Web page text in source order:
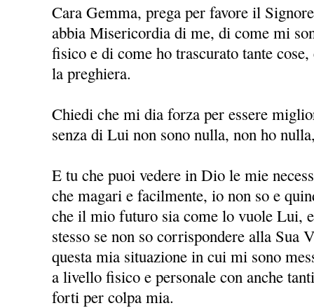
Cara Gemma, prega per favore il
abbia Misericordia di me, di come mi
fisico e di come ho trascurato tante
la preghiera.
Chiedi che mi dia forza per essere
senza di Lui non sono nulla, non ho
E tu che puoi vedere in Dio le mie
che magari e facilmente, io non so e
che il mio futuro sia come lo vuole Lui,
stesso se non so corrispondere alla Sua
questa mia situazione in cui mi sono
a livello fisico e personale con anche
forti per colpa mia.